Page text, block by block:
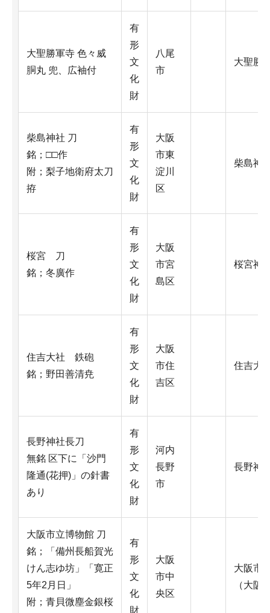
大聖勝軍寺 色々威
胴丸 兜、広袖付
有
形
文
化
財
八尾
市
大聖勝
柴島神社 刀
銘；□□作
附；梨子地衛府太刀
拵
有
形
文
化
財
大阪
市東
淀川
区
柴島神
桜宮 刀
銘；冬廣作
有
形
文
化
財
大阪
市宮
島区
桜宮神
住吉大社 鉄砲
銘；野田善清尭
有
形
文
化
財
大阪
市住
吉区
住吉大
長野神社長刀
無銘 区下に「沙門
隆通(花押)」の針書
あり
有
形
文
化
財
河内
長野
市
長野神
大阪市立博物館 刀
銘；「備州長船賀光
けん志ゆ坊」「寛正
5年2月日」
附；青貝微塵金銀桜
有
形
文
化
財
大阪
市中
央区
大阪市
（大阪